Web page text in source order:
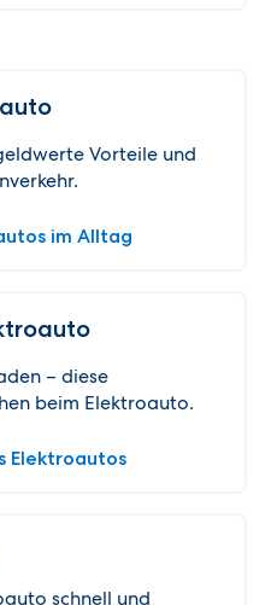
Vorteile und
im Alltag
– diese
beim Elektroauto.
Elektroautos
schnell und